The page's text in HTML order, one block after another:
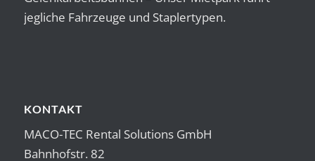
jegliche Fahrzeuge und Staplertypen.
KONTAKT
MACO-TEC Rental Solutions GmbH
Bahnhofstr. 82